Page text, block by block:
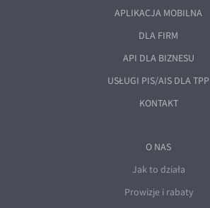
APLIKACJA MOBILNA
DLA FIRM
API DLA BIZNESU
USŁUGI PIS/AIS DLA TPP
KONTAKT
O NAS
Jak to działa
Prowizje i rabaty